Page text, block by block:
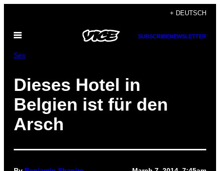
content
+ DEUTSCH
Open
SUBSCRIBENEWSLETTER
Sex
Dieses Hotel in
Belgien ist für den
Arsch